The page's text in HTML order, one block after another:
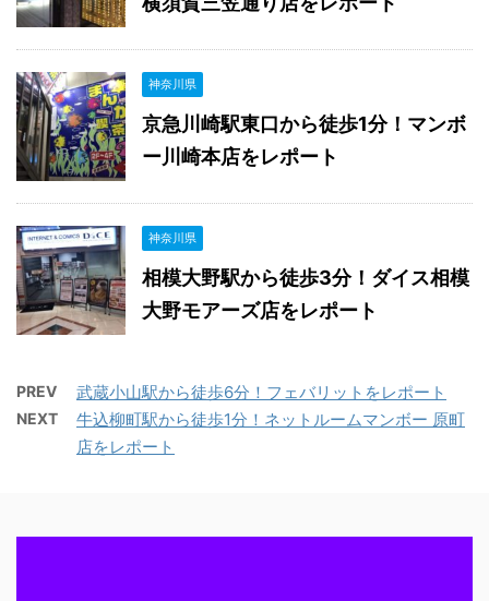
神奈川県
京急川崎駅東口から徒歩1分！マンボ
ー川崎本店をレポート
神奈川県
相模大野駅から徒歩3分！ダイス相模
大野モアーズ店をレポート
PREV 武蔵小山駅から徒歩6分！フェバリットをレポート
NEXT
牛込柳町駅から徒歩1分！ネットルームマンボー 原町
店をレポート